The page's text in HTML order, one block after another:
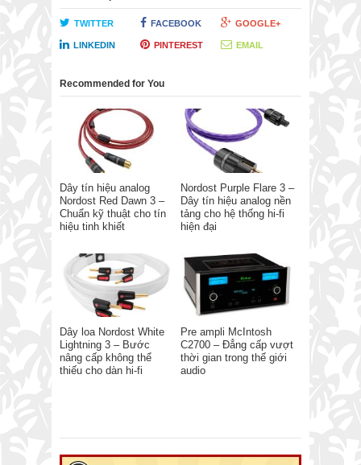
TWITTER FACEBOOK GOOGLE+
LINKEDIN PINTEREST EMAIL
Recommended for You
Dây tín hiệu analog
Nordost Red Dawn 3 –
Chuẩn kỹ thuật cho tín
hiệu tinh khiết
Nordost Purple Flare 3 –
Dây tín hiệu analog nền
tảng cho hệ thống hi-fi
hiện đại
Dây loa Nordost White
Lightning 3 – Bước
nâng cấp không thể
thiếu cho dàn hi-fi
Pre ampli McIntosh
C2700 – Đẳng cấp vượt
thời gian trong thế giới
audio